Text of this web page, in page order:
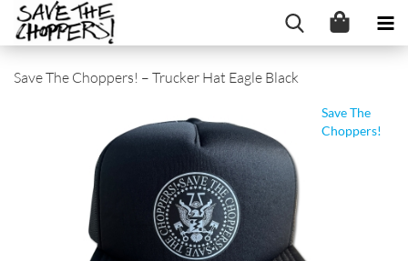
Save The Choppers! – Trucker Hat Eagle Black
Save The
Choppers!